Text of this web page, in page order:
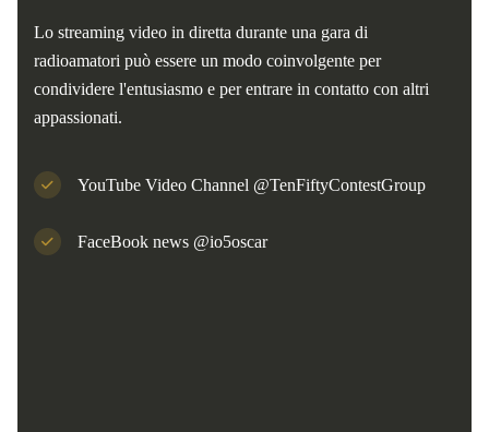
Lo streaming video in diretta durante una gara di
radioamatori può essere un modo coinvolgente per
condividere l'entusiasmo e per entrare in contatto con altri
appassionati.
YouTube Video Channel @TenFiftyContestGroup
FaceBook news @io5oscar